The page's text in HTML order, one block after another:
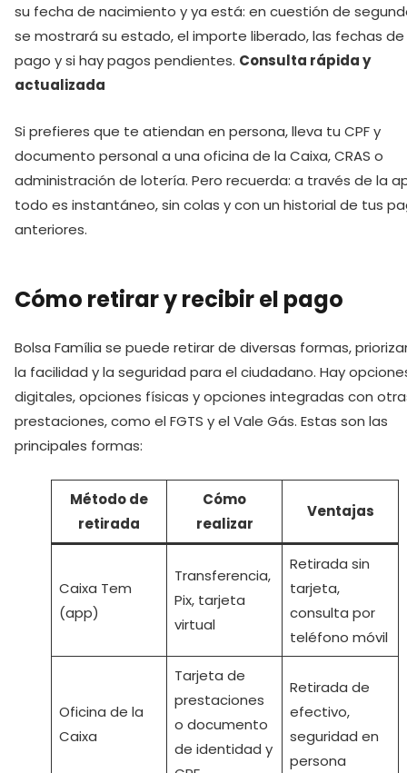
su fecha de nacimiento y ya está: en cuestión de
se mostrará su estado, el importe liberado, las fechas de
pago y si hay pagos pendientes. Consulta rápida y
actualizada
Si prefieres que te atiendan en persona, lleva tu CPF y
documento personal a una oficina de la Caixa, CRAS o
administración de lotería. Pero recuerda: a través de la
todo es instantáneo, sin colas y con un historial de tus
anteriores.
Cómo retirar y recibir el pago
Bolsa Família se puede retirar de diversas formas,
la facilidad y la seguridad para el ciudadano. Hay
digitales, opciones físicas y opciones integradas con
prestaciones, como el FGTS y el Vale Gás. Estas son las
principales formas:
Método de
retirada
Cómo
realizar
Ventajas
Caixa Tem
(app)
Transferencia,
Pix, tarjeta
virtual
Retirada sin
tarjeta,
consulta por
teléfono móvil
Oficina de la
Caixa
Tarjeta de
prestaciones
o documento
de identidad y
Retirada de
efectivo,
seguridad en
persona